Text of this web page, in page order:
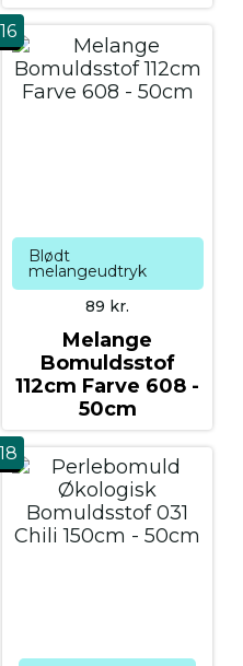
16
Blødt
melangeudtryk
Melange
Bomuldsstof
112cm Farve 608 -
50cm
89 kr.
18